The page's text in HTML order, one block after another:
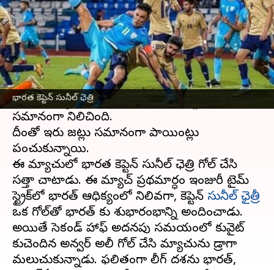
భారత కెప్టెన్ సునీల్ ఛెత్రి
వ్రాసిన వారు Jayachandra Akuri Jun 28, 2023 10:28 am
ఈ వార్తాకథనం ఏంటి
సాఫ్ ఛాంపియన్‌షిప్‌లో భాగంగా ఇండియా, కువైట్
మధ్య జరిగిన మ్యాచ్ డ్రాగా ముగిసింది. కువైట్‌తో
జరిగిన మ్యాచులో భారత్ పుట్‌బాల్ జట్టు 1-1తో
సమానంగా నిలిచింది.
దీంతో ఇరు జట్లు సమానంగా పాయింట్లు
పంచుకున్నాయి.
ఈ మ్యాచులో భారత కెప్టెన్ సునీల్ ఛెత్రి గోల్ చేసి
సత్తా చాటాడు. ఈ మ్యాచ్ ప్రథమార్ధం ఇంజురీ టైమ్
స్ట్రైక్‌లో భారత్ ఆధిక్యంలో నిలివగా, కెప్టెన్ సునీల్ ఛైత్రీ
ఒక గోల్‌తో భారత్ కు శుభారంభాన్ని అందించాడు.
అయితే సెకండ్ హాఫ్ అదనపు సమయంలో కువైట్
కుచెందిన అన్వర్ అలీ గోల్ చేసి మ్యాచును డ్రాగా
మలుచుకున్నాడు. ఫలితంగా లీగ్ దశను భారత్,